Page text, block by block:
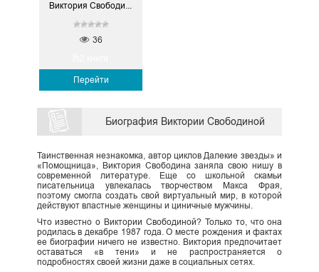
Виктория Свободина
Перейти
36
Биография Виктории Свободиной
Таинственная незнакомка, автор циклов Далекие звезды» и
«Помощница», Виктория Свободина заняла свою нишу в
современной литературе. Еще со школьной скамьи
писательница увлекалась творчеством Макса Фрая,
поэтому смогла создать свой виртуальный мир, в которой
действуют властные женщины и циничные мужчины.
Что известно о Виктории Свободиной? Только то, что она
родилась в декабре 1987 года. О месте рождения и фактах
ее биографии ничего не известно. Виктория предпочитает
оставаться «в тени» и не распространяется о
подробностях своей жизни даже в социальных сетях.